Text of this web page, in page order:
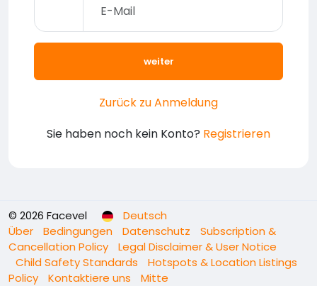
weiter
Zurück zu Anmeldung
Sie haben noch kein Konto? Registrieren
© 2026 Facevel
Deutsch
Über
Bedingungen Datenschutz
Subscription &
Cancellation Policy
Legal Disclaimer & User Notice
Child Safety Standards
Hotspots & Location Listings
Policy
Kontaktiere uns Mitte